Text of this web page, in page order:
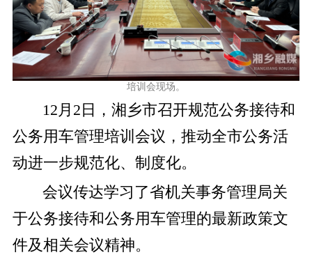
培训会现场。
12月2日，湘乡市召开规范公务接待和
公务用车管理培训会议，推动全市公务活
动进一步规范化、制度化。
会议传达学习了省机关事务管理局关
于公务接待和公务用车管理的最新政策文
件及相关会议精神。